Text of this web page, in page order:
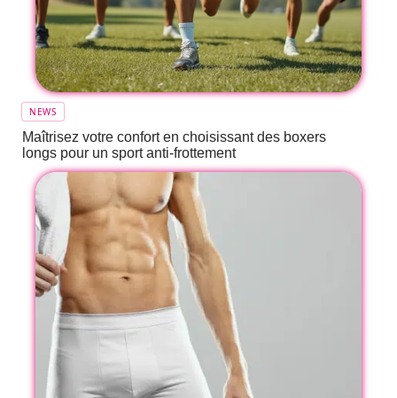
NEWS
Maîtrisez votre confort en choisissant des boxers
longs pour un sport anti-frottement